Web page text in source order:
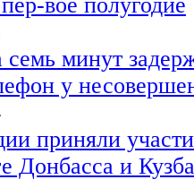
семь минут
у
приняли
Донбасса и